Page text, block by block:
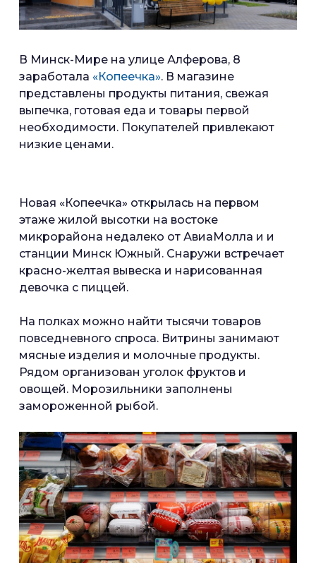
В Минск-Мире на улице Алферова, 8
заработала «Копеечка». В магазине
представлены продукты питания, свежая
выпечка, готовая еда и товары первой
необходимости. Покупателей привлекают
низкие ценами.
Новая «Копеечка» открылась на первом
этаже жилой высотки на востоке
микрорайона недалеко от АвиаМолла и и
станции Минск Южный. Снаружи встречает
красно-желтая вывеска и нарисованная
девочка с пиццей.
На полках можно найти тысячи товаров
повседневного спроса. Витрины занимают
мясные изделия и молочные продукты.
Рядом организован уголок фруктов и
овощей. Морозильники заполнены
замороженной рыбой.